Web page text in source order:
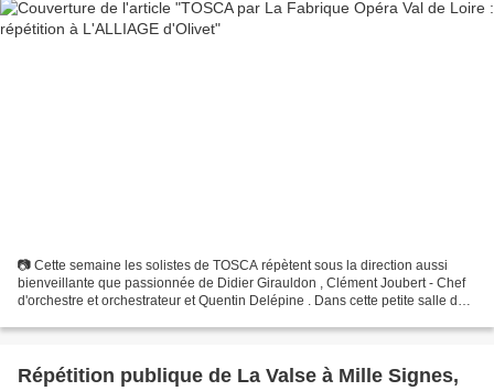
📷 Cette semaine les solistes de TOSCA répètent sous la direction aussi
bienveillante que passionnée de Didier Girauldon , Clément Joubert - Chef
d'orchestre et orchestrateur et Quentin Delépine . Dans cette petite salle de
Répétition publique de La Valse à Mille Signes,